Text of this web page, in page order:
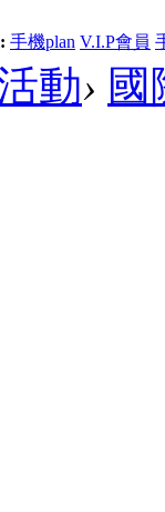
手機plan V.I.P會員
動› 國